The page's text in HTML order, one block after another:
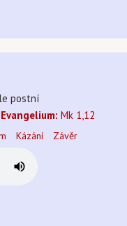
postní
Evangelium: Mk 1,12
Kázání Závěr